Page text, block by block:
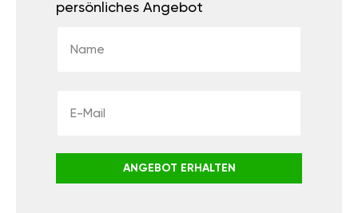
persönliches Angebot
ANGEBOT ERHALTEN